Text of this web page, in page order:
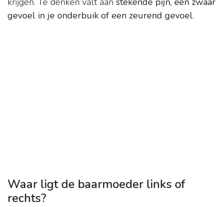
gevoel in je onderbuik of een zeurend gevoel.
Waar ligt de baarmoeder links of
rechts?